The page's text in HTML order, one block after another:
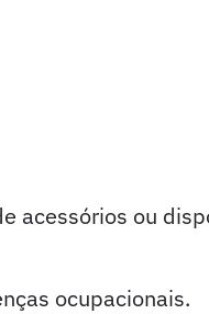
acessórios ou
ocupacionais.